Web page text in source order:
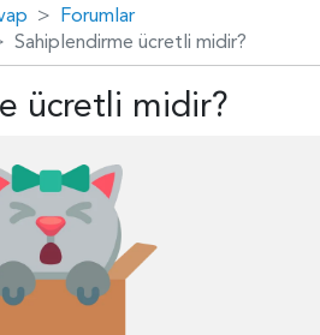
Forumlar
Sahiplendirme ücretli midir?
ücretli midir?